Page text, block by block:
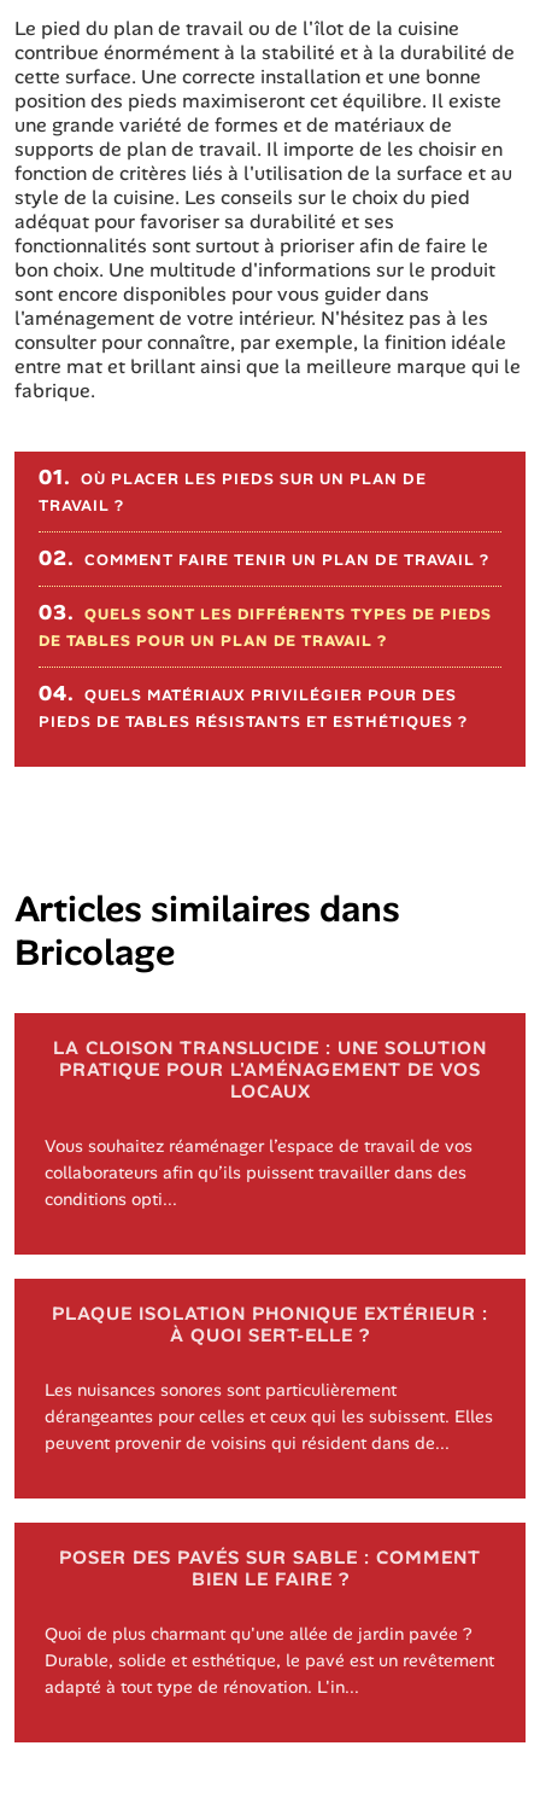
Le pied du plan de travail ou de l'îlot de la cuisine
contribue énormément à la stabilité et à la durabilité de
cette surface. Une correcte installation et une bonne
position des pieds maximiseront cet équilibre. Il existe
une grande variété de formes et de matériaux de
supports de plan de travail. Il importe de les choisir en
fonction de critères liés à l'utilisation de la surface et au
style de la cuisine. Les conseils sur le choix du pied
adéquat pour favoriser sa durabilité et ses
fonctionnalités sont surtout à prioriser afin de faire le
bon choix. Une multitude d'informations sur le produit
sont encore disponibles pour vous guider dans
l'aménagement de votre intérieur. N'hésitez pas à les
consulter pour connaître, par exemple, la finition idéale
entre mat et brillant ainsi que la meilleure marque qui le
fabrique.
Sommaire de l'article
01. OÙ PLACER LES PIEDS SUR UN PLAN DE
TRAVAIL ?
02. COMMENT FAIRE TENIR UN PLAN DE TRAVAIL ?
03. QUELS SONT LES DIFFÉRENTS TYPES DE PIEDS
DE TABLES POUR UN PLAN DE TRAVAIL ?
04. QUELS MATÉRIAUX PRIVILÉGIER POUR DES
PIEDS DE TABLES RÉSISTANTS ET ESTHÉTIQUES ?
Articles similaires dans
Bricolage
LA CLOISON TRANSLUCIDE : UNE SOLUTION
PRATIQUE POUR L'AMÉNAGEMENT DE VOS
LOCAUX
Vous souhaitez réaménager l’espace de travail de vos
collaborateurs afin qu’ils puissent travailler dans des
conditions opti...
PLAQUE ISOLATION PHONIQUE EXTÉRIEUR :
À QUOI SERT-ELLE ?
Les nuisances sonores sont particulièrement
dérangeantes pour celles et ceux qui les subissent. Elles
peuvent provenir de voisins qui résident dans de...
POSER DES PAVÉS SUR SABLE : COMMENT
BIEN LE FAIRE ?
Quoi de plus charmant qu'une allée de jardin pavée ?
Durable, solide et esthétique, le pavé est un revêtement
adapté à tout type de rénovation. L'in...